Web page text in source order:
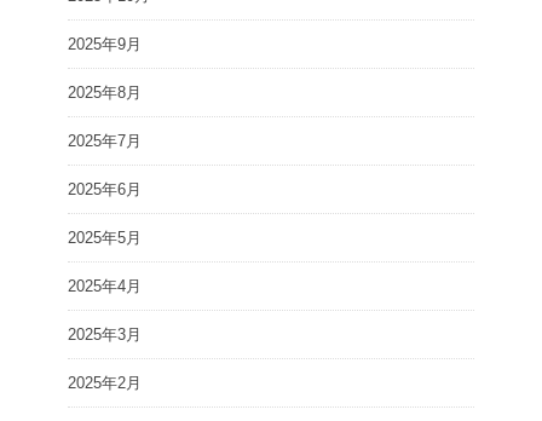
2025年9月
2025年8月
2025年7月
2025年6月
2025年5月
2025年4月
2025年3月
2025年2月